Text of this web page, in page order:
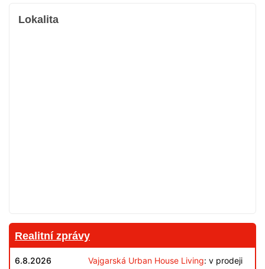
Lokalita
Realitní zprávy
6.8.2026 Vajgarská Urban House Living: v prodeji